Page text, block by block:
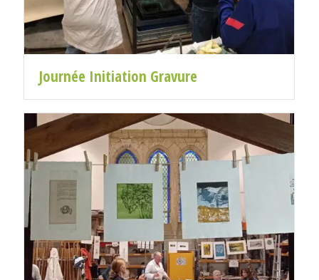
Journée Initiation Gravure